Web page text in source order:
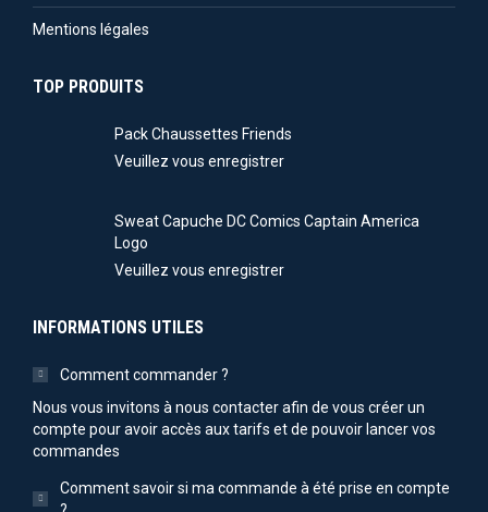
Mentions légales
TOP PRODUITS
Pack Chaussettes Friends
Veuillez vous enregistrer
Sweat Capuche DC Comics Captain America
Logo
Veuillez vous enregistrer
INFORMATIONS UTILES
Comment commander ?
Nous vous invitons à nous contacter afin de vous créer un
compte pour avoir accès aux tarifs et de pouvoir lancer vos
commandes
Comment savoir si ma commande à été prise en compte